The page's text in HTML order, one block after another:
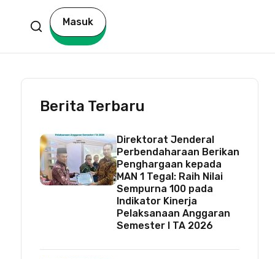
Masuk
Berita Terbaru
Direktorat Jenderal
Perbendaharaan Berikan
Penghargaan kepada
MAN 1 Tegal: Raih Nilai
Sempurna 100 pada
Indikator Kinerja
Pelaksanaan Anggaran
Semester I TA 2026